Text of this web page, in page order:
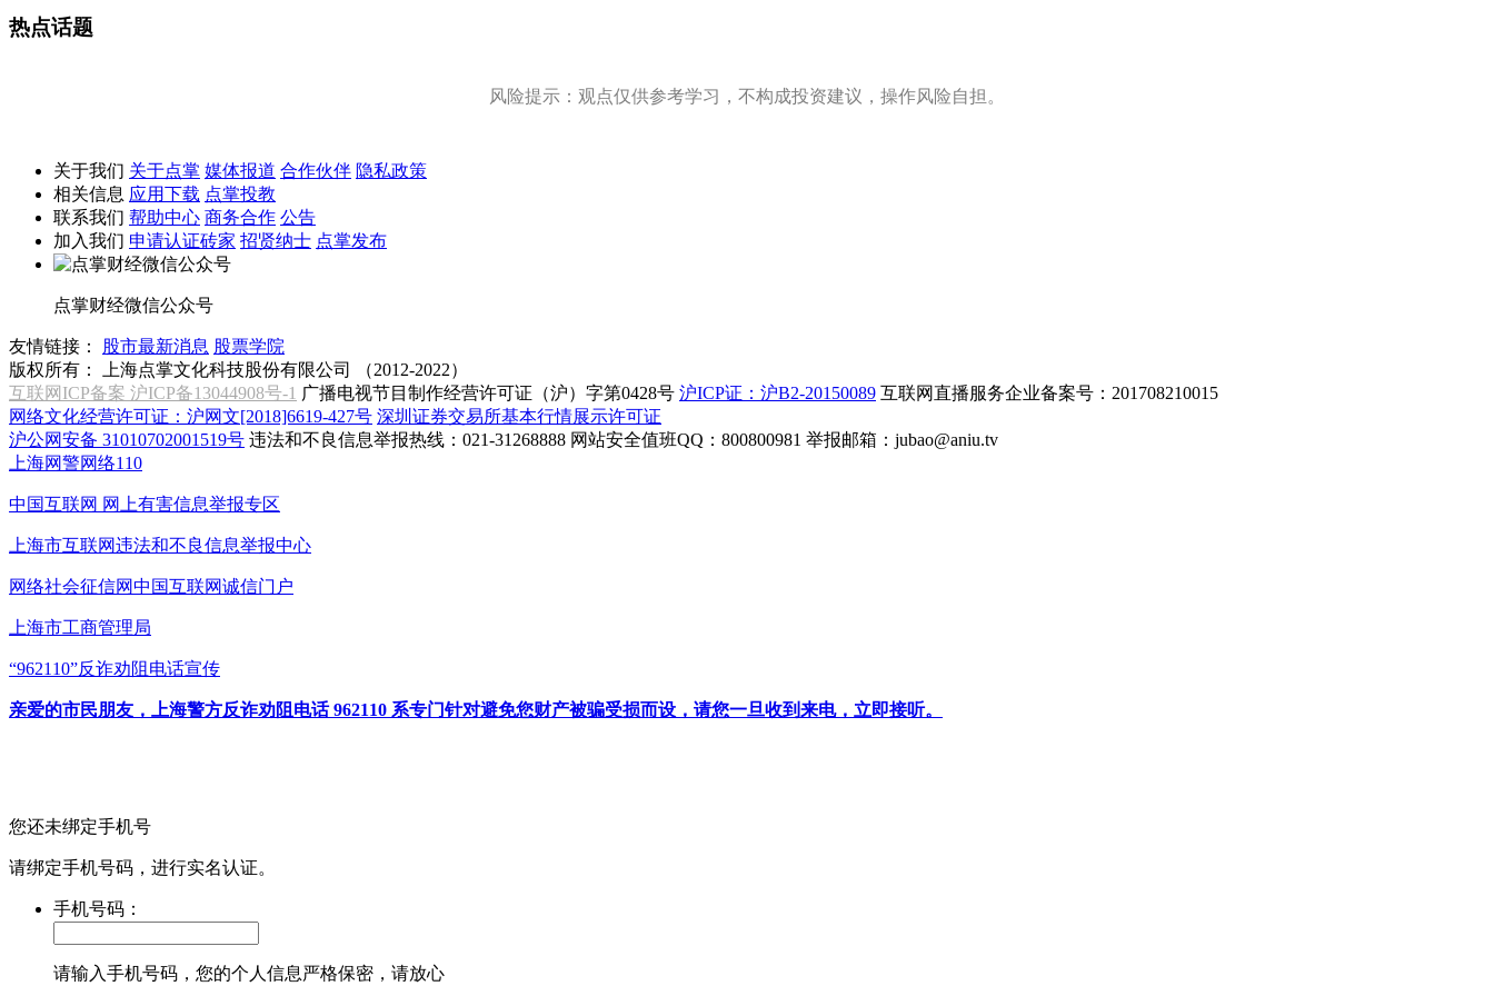
热点话题
风险提示：观点仅供参考学习，不构成投资建议，操作风险自担。
关于我们 关于点掌 媒体报道 合作伙伴 隐私政策
相关信息 应用下载 点掌投教
联系我们 帮助中心 商务合作 公告
加入我们 申请认证砖家 招贤纳士 点掌发布
点掌财经微信公众号
友情链接： 股市最新消息 股票学院
版权所有：
上海点掌文化科技股份有限公司 （2012-2022）
互联网ICP备案 沪ICP备13044908号-1 广播电视节目制作经营许可证（沪）字第0428号 沪ICP证：沪B2-20150089 互联网直播服务企业备案号：201708210015
网络文化经营许可证：沪网文[2018]6619-427号 深圳证券交易所基本行情展示许可证
沪公网安备 31010702001519号 违法和不良信息举报热线：021-31268888 网站安全值班QQ：800800981 举报邮箱： jubao@aniu.tv
上海网警网络110
中国互联网 网上有害信息举报专区
上海市互联网违法和不良信息举报中心
网络社会征信网中国互联网诚信门户
上海市工商管理局
“962110”反诈劝阻电话宣传
亲爱的市民朋友，上海警方反诈劝阻电话 962110 系专门针对避免您财产被骗受损而设，请您一旦收到来电，立即接听。
您还未绑定手机号
请绑定手机号码，进行实名认证。
手机号码：
请输入手机号码，您的个人信息严格保密，请放心